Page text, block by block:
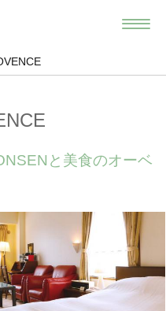
と美食のオーベ